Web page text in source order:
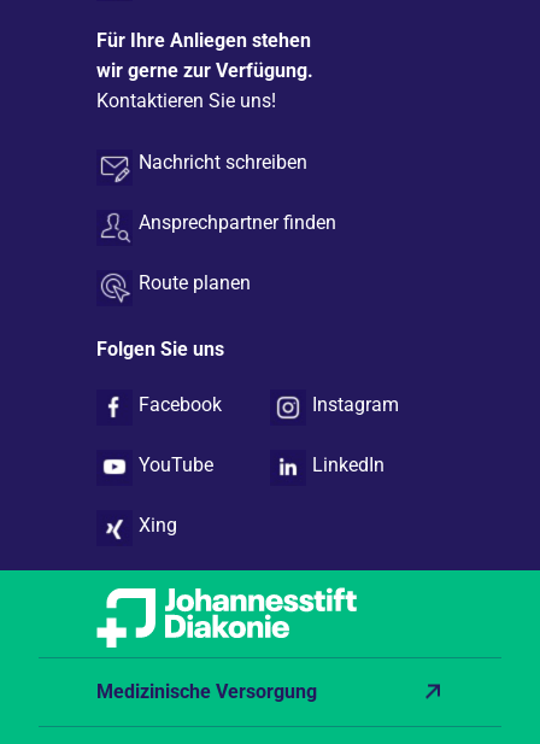
Für Ihre Anliegen stehen
wir gerne zur Verfügung.
Kontaktieren Sie uns!
Nachricht schreiben
Ansprechpartner finden
Route planen
Folgen Sie uns
Facebook Instagram
YouTube LinkedIn
Xing
Medizinische Versorgung